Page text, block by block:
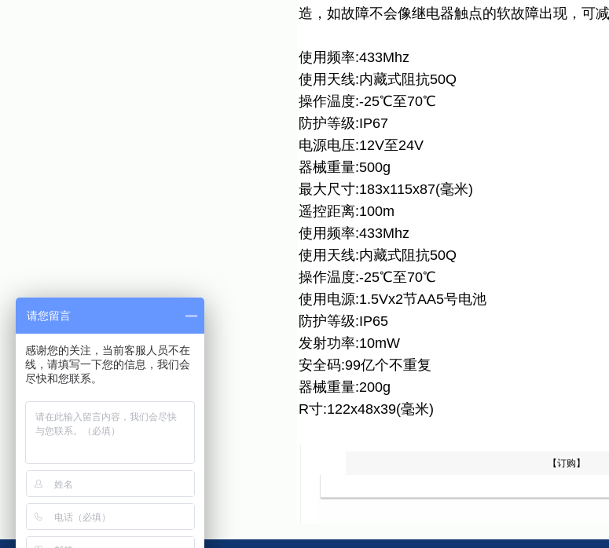
造，如故障不会像继电器触点的软故障出现，可
使用频率:433Mhz
使用天线:内藏式阻抗50Q
操作温度:-25℃至70℃
防护等级:IP67
电源电压:12V至24V
器械重量:500g
最大尺寸:183x115x87(毫米)
遥控距离:100m
使用频率:433Mhz
使用天线:内藏式阻抗50Q
操作温度:-25℃至70℃
使用电源:1.5Vx2节AA5号电池
防护等级:IP65
发射功率:10mW
安全码:99亿个不重复
器械重量:200g
R寸:122x48x39(毫米)
【订购】
请您留言
感谢您的关注，当前客服人员不在
线，请填写一下您的信息，我们会
尽快和您联系。